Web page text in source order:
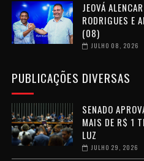
JEOVÁ
RODRIGUES E
(08)
JULHO 08, 2026
PUBLICAÇÕES DIVERSAS
SENADO
MAIS DE R$ 1
LUZ
JULHO 29, 2026